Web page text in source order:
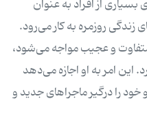
از افراد به عنوان
زندگی روزمره به کار می‌رود.
و عجیب مواجه می‌شود،
این امر به او اجازه می‌دهد
خود را درگیر ماجراهای جدید و